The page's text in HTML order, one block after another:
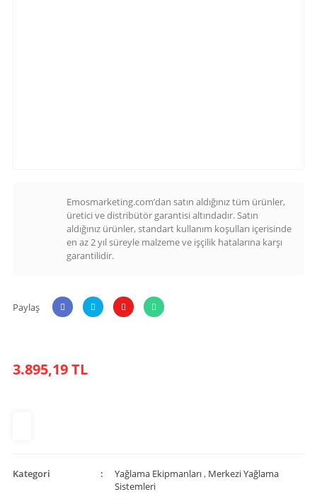
Emosmarketing.com’dan satın aldığınız tüm ürünler,
üretici ve distribütör garantisi altındadır. Satın
aldığınız ürünler, standart kullanım koşulları içerisinde
en az 2 yıl süreyle malzeme ve işçilik hatalarına karşı
garantilidir.
Paylaş
3.895,19 TL
Kategori Yağlama Ekipmanları, Merkezi Yağlama
Sistemleri